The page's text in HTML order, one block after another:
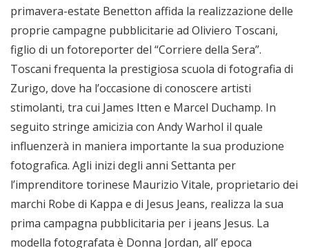
primavera-estate Benetton affida la realizzazione delle
proprie campagne pubblicitarie ad Oliviero Toscani,
figlio di un fotoreporter del “Corriere della Sera”.
Toscani frequenta la prestigiosa scuola di fotografia di
Zurigo, dove ha l’occasione di conoscere artisti
stimolanti, tra cui James Itten e Marcel Duchamp. In
seguito stringe amicizia con Andy Warhol il quale
influenzerà in maniera importante la sua produzione
fotografica. Agli inizi degli anni Settanta per
l’imprenditore torinese Maurizio Vitale, proprietario dei
marchi Robe di Kappa e di Jesus Jeans, realizza la sua
prima campagna pubblicitaria per i jeans Jesus. La
modella fotografata è Donna Jordan, all’ epoca